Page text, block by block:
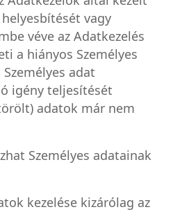
vagy
véve az Adatkezelés
a hiányos Személyes
adat
igény teljesítését
adatok már nem
Személyes adatainak
kezelése kizárólag az